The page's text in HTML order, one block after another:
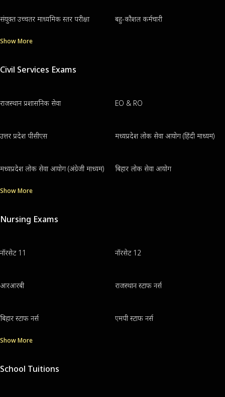
संयुक्त उच्चतर माध्यमिक स्तर परीक्षा बहु-कौशल कर्मचारी
Show More
Civil Services Exams
राजस्थान प्रशासनिक सेवा EO & RO
उत्तर प्रदेश पीसीएस मध्यप्रदेश लोक सेवा आयोग (हिंदी माध्यम)
मध्यप्रदेश लोक सेवा आयोग (अंग्रेजी माध्यम) बिहार लोक सेवा आयोग
Show More
Nursing Exams
नॉरसेट 11 नॉरसेट 12
आरआरबी राजस्थान स्टाफ नर्स
बिहार स्टाफ नर्स एमपी स्टाफ नर्स
Show More
School Tuitions